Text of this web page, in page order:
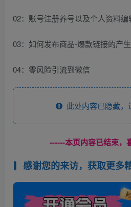
02：账号注册养号以及个人资料编
03：如何发布商品-爆款链接的产生
04：零风险引流到微信
此处内容已隐藏，
------本页内容已结束，
感谢您的来访，获取更多